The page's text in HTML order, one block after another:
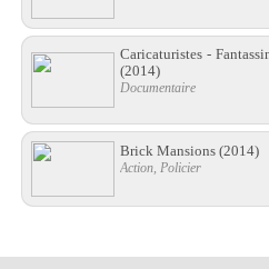
Caricaturistes -
(2014)
Documentaire
Brick Mansions (2014)
Action, Policier